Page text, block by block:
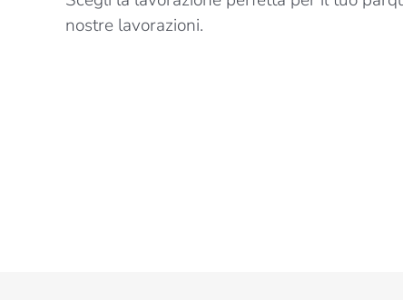
nostre lavorazioni.